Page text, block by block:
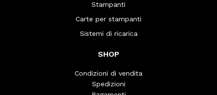
Stampanti
Carte per stampanti
Sistemi di ricarica
SHOP
Condizioni di vendita
Spedizioni